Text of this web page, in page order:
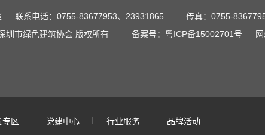
联系电话：0755-83677953、23931865
传真：0755-
圳市绿色建筑协会 版权所有 备案号：粤ICP备15002701号
专区 党建中心 行业服务 品牌活动